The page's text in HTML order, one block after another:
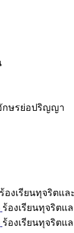
ษรย่อปริญญา
ร้องเรียนทุจริตแ
ร้องเรียนทุจริตแ
ร้องเรียนทุจริตแ